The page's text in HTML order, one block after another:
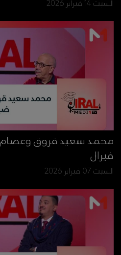
السبت 14 فبراير 2026
محمد سعيد قروق
فيرال
السبت 07 فبراير 2026